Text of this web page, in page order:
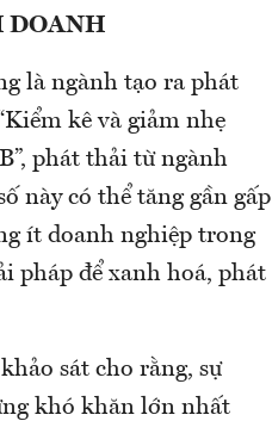
DOANH
là ngành tạo ra phát
kê và giảm nhẹ
phát thải từ ngành
này có thể tăng gần gấp
ít doanh nghiệp trong
pháp để xanh hoá, phát
sát cho rằng, sự
khó khăn lớn nhất